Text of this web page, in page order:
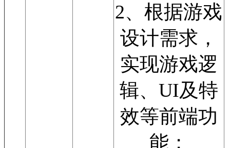
2、根据游戏
设计需求，
实现游戏逻
辑、UI及特
效等前端功
能；